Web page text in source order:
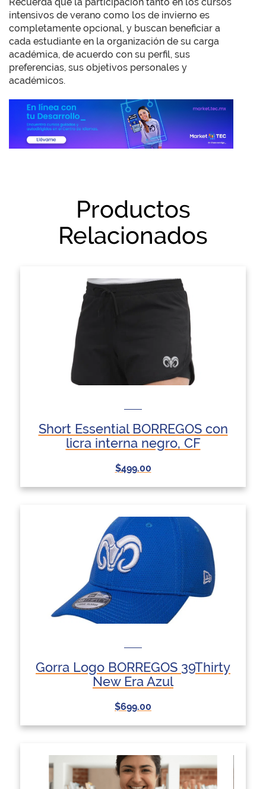
intensivos de verano como los de invierno es
completamente opcional, y buscan beneficiar a
cada estudiante en la organización de su carga
académica, de acuerdo con su perfil, sus
preferencias, sus objetivos personales y
académicos.
Productos
Relacionados
Short Essential BORREGOS con
licra interna negro, CF
$499.00
Gorra Logo BORREGOS 39Thirty
New Era Azul
$699.00